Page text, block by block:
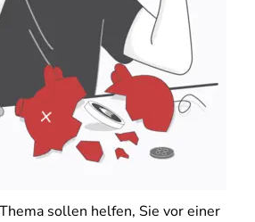
sollen helfen, Sie vor einer